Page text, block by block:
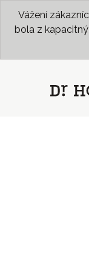
Vážení
bola z